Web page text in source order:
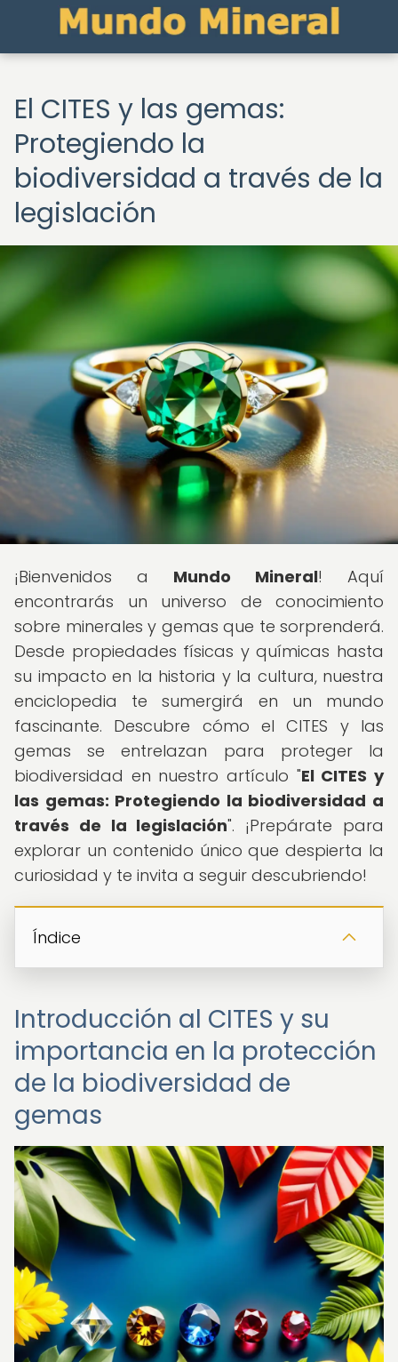
El CITES y las gemas:
Protegiendo la
biodiversidad a través de la
legislación
¡Bienvenidos a Mundo Mineral! Aquí
encontrarás un universo de conocimiento
sobre minerales y gemas que te sorprenderá.
Desde propiedades físicas y químicas hasta
su impacto en la historia y la cultura, nuestra
enciclopedia te sumergirá en un mundo
fascinante. Descubre cómo el CITES y las
gemas se entrelazan para proteger la
biodiversidad en nuestro artículo "El CITES y
las gemas: Protegiendo la biodiversidad a
través de la legislación". ¡Prepárate para
explorar un contenido único que despierta la
curiosidad y te invita a seguir descubriendo!
Índice
Introducción al CITES y su
importancia en la protección
de la biodiversidad de
gemas